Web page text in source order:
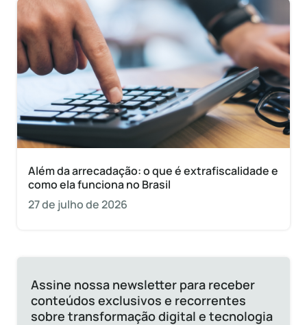
Além da arrecadação: o que é extrafiscalidade e
como ela funciona no Brasil
27 de julho de 2026
Assine nossa newsletter para receber
conteúdos exclusivos e recorrentes
sobre transformação digital e tecnologia